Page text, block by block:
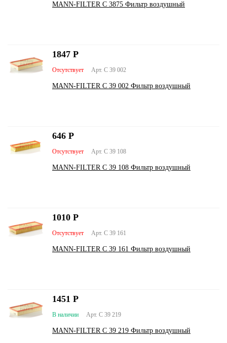
MANN-FILTER C 3875 Фильтр воздушный
Арт. C 39 002
Отсутствует
MANN-FILTER C 39 002 Фильтр воздушный
1847 Р
Арт. C 39 108
Отсутствует
MANN-FILTER C 39 108 Фильтр воздушный
646 Р
Арт. C 39 161
Отсутствует
MANN-FILTER C 39 161 Фильтр воздушный
1010 Р
Арт. C 39 219
В наличии
MANN-FILTER C 39 219 Фильтр воздушный
1451 Р